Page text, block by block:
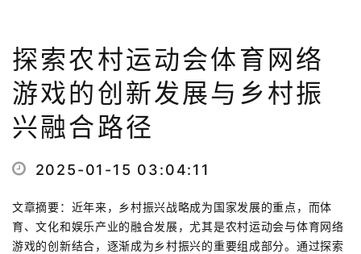
探索农村运动会体育网络
游戏的创新发展与乡村振
兴融合路径
2025-01-15 03:04:11
文章摘要：近年来，乡村振兴战略成为国家发展的重点，而体
育、文化和娱乐产业的融合发展，尤其是农村运动会与体育网络
游戏的创新结合，逐渐成为乡村振兴的重要组成部分。通过探索